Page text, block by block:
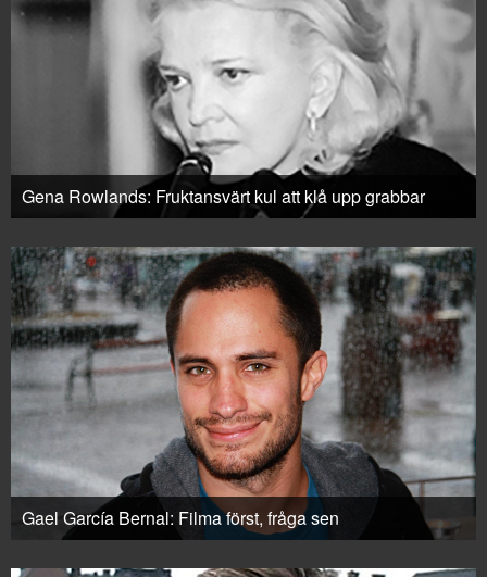
Gena Rowlands: Fruktansvärt kul att klå upp grabbar
Gael García Bernal: Filma först, fråga sen